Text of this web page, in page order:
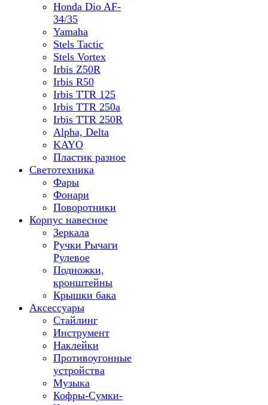
Honda Dio AF-
34/35
Yamaha
Stels Tactic
Stels Vortex
Irbis Z50R
Irbis R50
Irbis TTR 125
Irbis TTR 250a
Irbis TTR 250R
Alpha, Delta
KAYO
Пластик разное
Светотехника
Фары
Фонари
Поворотники
Корпус навесное
Зеркала
Ручки Рычаги
Рулевое
Подножки,
кронштейны
Крышки бака
Аксессуары
Стайлинг
Инструмент
Наклейки
Противоугонные
устройства
Музыка
Кофры-Сумки-